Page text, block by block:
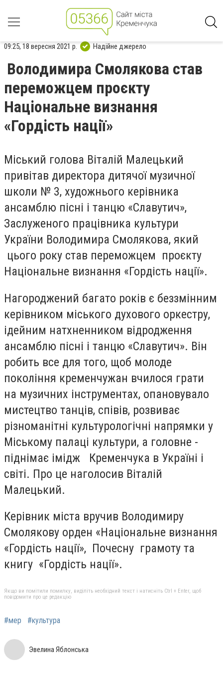
09:25, 18 вересня 2021 р. Надійне джерело
Володимира Смолякова став
переможцем проєкту
Національне визнання
«Гордість нації»
Міський голова Віталій Малецький
привітав директора дитячої музичної
школи № 3, художнього керівника
ансамблю пісні і танцю «Славутич»,
Заслуженого працівника культури
України Володимира Смолякова, який
цього року став переможцем проєкту
Національне визнання «Гордість нації».
Нагороджений багато років є беззмінним
керівником міського духового оркестру,
ідейним натхненником відродження
ансамблю пісні і танцю «Славутич». Він
робить все для того, щоб молоде
покоління кременчужан вчилося грати
на музичних інструментах, опановувало
мистецтво танців, співів, розвиває
різноманітні культурологічні напрямки у
Міському палаці культури, а головне -
піднімає імідж Кременчука в Україні і
світі. Про це наголосив Віталій
Малецький.
Керівник міста вручив Володимиру
Смолякову орден «Національне визнання
«Гордість нації», Почесну грамоту та
книгу «Гордість нації».
Якщо ви помітили помилку, виділіть необхідний текст і натисніть Ctrl + Enter, щоб
повідомити про це редакцію
#мер #культура
Эвелина Яблонська